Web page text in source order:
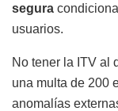
segura
usuarios.
No tener la ITV al
una multa de 200
anomalías